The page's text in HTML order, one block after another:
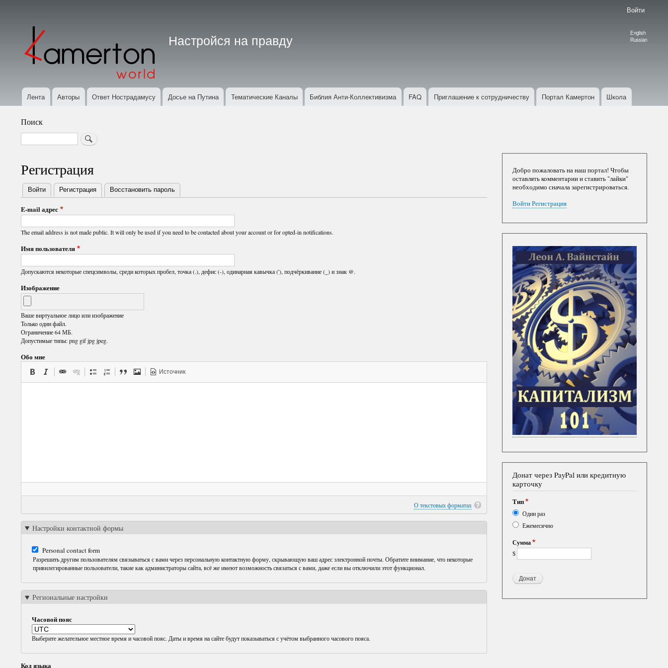
учётной
записи
пользователя
Войти
Language
English
Russian
Настройся на правду
Основная
Лента Авторы Ответ Нострадамусу Досье на Путина Тематические Каналы Библия Анти-Коллективизма FAQ Приглашение к сотрудничеству Портал Камертон Школа
Поиск
Search
Регистрация
Primary
tabs
Войти Регистрация (активная вкладка)
Восстановить пароль
E-mail адрес
The email address is not made public. It will only be used if you need to be contacted about your account or for opted-in notifications.
Имя пользователя
Допускаются некоторые спецсимволы, среди которых пробел, точка (.), дефис (-), одинарная кавычка ('), подчёркивание (_) и знак @.
Изображение
Ваше виртуальное лицо или изображение
Только один файл.
Ограничение 64 МБ.
Допустимые типы: png gif jpg jpeg.
Обо мне
Источник
О текстовых форматах
Настройки контактной формы
Personal contact form
Разрешить другим пользователям связываться с вами через персональную контактную форму, скрывающую ваш адрес электронной почты. Обратите внимание, что некоторые
привилегированные пользователи, такие как администраторы сайта, всё же имеют возможность связаться с вами, даже если вы отключили этот функционал.
Региональные настройки
Часовой пояс
Выберите желательное местное время и часовой пояс. Даты и время на сайте будут показываться с учётом выбранного часового пояса.
Код языка
Добро пожаловать на наш портал! Чтобы
оставлять комментарии и ставить "лайки"
необходимо сначала зарегистрироваться.
Войти Регистрация
Донат через PayPal или кредитную
карточку
Тип
Один раз
Ежемесячно
Сумма
$